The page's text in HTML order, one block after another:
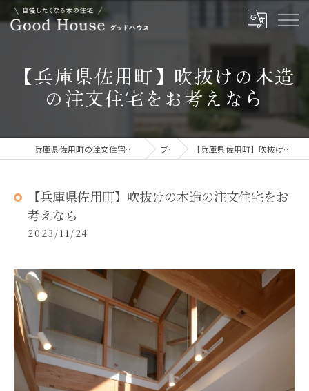
【兵庫県佐用町】吹抜けの木造
の注文住宅をお考えなら
兵庫県佐用町の注文住宅ならGOOD HOUSE グッドハウス ブログ 【兵庫県佐用町】吹抜けの木造の注文住宅をお考えなら
【兵庫県佐用町】吹抜けの木造の注文住宅をお
考えなら
2023/11/24